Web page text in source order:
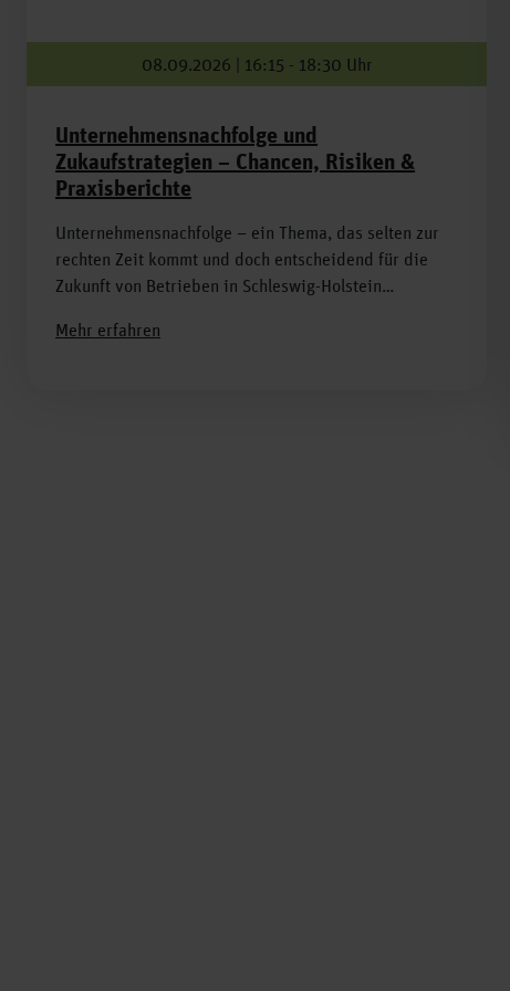
08.09.2026 | 16:15 - 18:30 Uhr
Unternehmensnachfolge und
Zukaufstrategien – Chancen, Risiken &
Praxisberichte
Unternehmensnachfolge – ein Thema, das selten zur
rechten Zeit kommt und doch entscheidend für die
Zukunft von Betrieben in Schleswig-Holstein…
Mehr erfahren